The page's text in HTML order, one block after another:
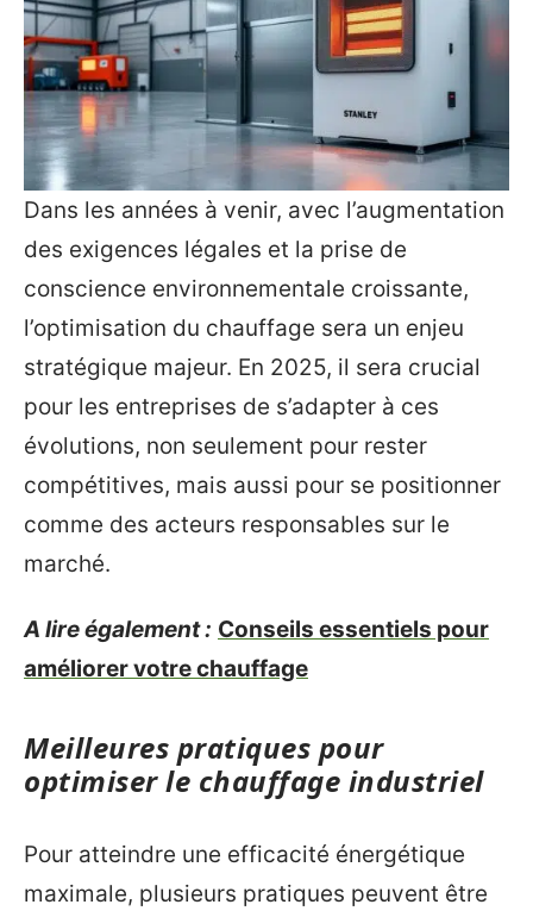
Dans les années à venir, avec l’augmentation
des exigences légales et la prise de
conscience environnementale croissante,
l’optimisation du chauffage sera un enjeu
stratégique majeur. En 2025, il sera crucial
pour les entreprises de s’adapter à ces
évolutions, non seulement pour rester
compétitives, mais aussi pour se positionner
comme des acteurs responsables sur le
marché.
A lire également : Conseils essentiels pour
améliorer votre chauffage
Meilleures pratiques pour
optimiser le chauffage industriel
Pour atteindre une efficacité énergétique
maximale, plusieurs pratiques peuvent être